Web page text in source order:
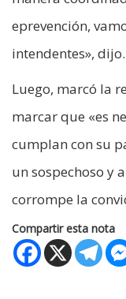
eprevención,
intendentes», dijo.
Luego, marcó la
marcar que «es
cumplan con su
un sospechoso y
corrompe la
Compartir esta nota